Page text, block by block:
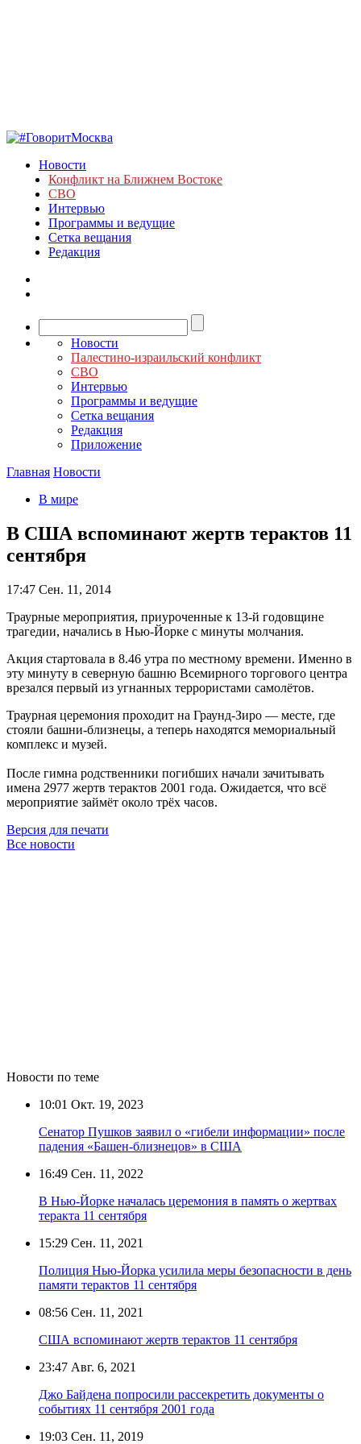
Новости
Конфликт на Ближнем Востоке
СВО
Интервью
Программы и ведущие
Сетка вещания
Редакция
Новости
Палестино-израильский конфликт
СВО
Интервью
Программы и ведущие
Сетка вещания
Редакция
Приложение
Главная Новости
В мире
В США вспоминают жертв терактов 11
сентября
17:47 Сен. 11, 2014
Траурные мероприятия, приуроченные к 13-й годовщине
трагедии, начались в Нью-Йорке с минуты молчания.
Акция стартовала в 8.46 утра по местному времени. Именно в
эту минуту в северную башню Всемирного торгового центра
врезался первый из угнанных террористами самолётов.
Траурная церемония проходит на Граунд-Зиро — месте, где
стояли башни-близнецы, а теперь находятся мемориальный
комплекс и музей.
После гимна родственники погибших начали зачитывать
имена 2977 жертв терактов 2001 года. Ожидается, что всё
мероприятие займёт около трёх часов.
Версия для печати
Все новости
Новости по теме
10:01 Окт. 19, 2023
Сенатор Пушков заявил о «гибели информации» после
падения «Башен-близнецов» в США
16:49 Сен. 11, 2022
В Нью-Йорке началась церемония в память о жертвах
теракта 11 сентября
15:29 Сен. 11, 2021
Полиция Нью-Йорка усилила меры безопасности в день
памяти терактов 11 сентября
08:56 Сен. 11, 2021
США вспоминают жертв терактов 11 сентября
23:47 Авг. 6, 2021
Джо Байдена попросили рассекретить документы о
событиях 11 сентября 2001 года
19:03 Сен. 11, 2019